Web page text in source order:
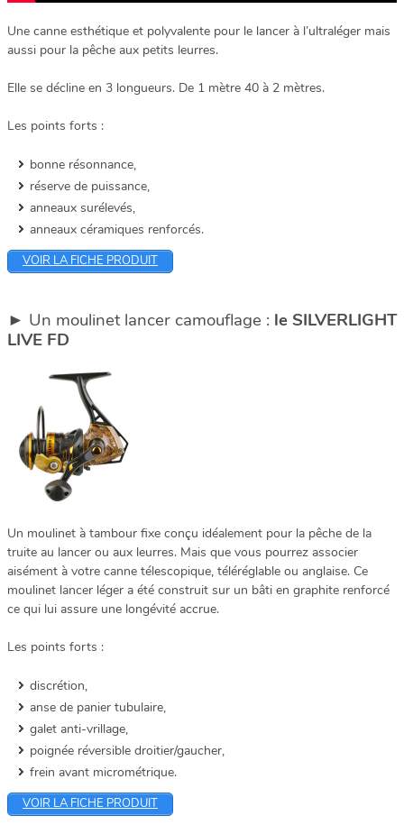
Une canne esthétique et polyvalente pour le lancer à l’ultraléger mais
aussi pour la pêche aux petits leurres.
Elle se décline en 3 longueurs. De 1 mètre 40 à 2 mètres.
Les points forts :
bonne résonnance,
réserve de puissance,
anneaux surélevés,
anneaux céramiques renforcés.
VOIR LA FICHE PRODUIT
► Un moulinet lancer camouflage : le SILVERLIGHT
LIVE FD
Un moulinet à tambour fixe conçu idéalement pour la pêche de la
truite au lancer ou aux leurres. Mais que vous pourrez associer
aisément à votre canne télescopique, téléréglable ou anglaise. Ce
moulinet lancer léger a été construit sur un bâti en graphite renforcé
ce qui lui assure une longévité accrue.
Les points forts :
discrétion,
anse de panier tubulaire,
galet anti-vrillage,
poignée réversible droitier/gaucher,
frein avant micrométrique.
VOIR LA FICHE PRODUIT